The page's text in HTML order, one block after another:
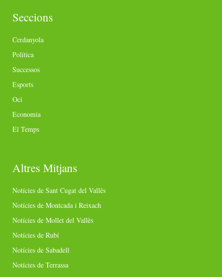
Seccions
Cerdanyola
Política
Successos
Esports
Oci
Economia
El Temps
Altres Mitjans
Notícies de Sant Cugat del Vallès
Notícies de Montcada i Reixach
Notícies de Mollet del Vallès
Notícies de Rubí
Notícies de Sabadell
Notícies de Terrassa